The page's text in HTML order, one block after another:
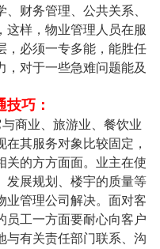
财务管理、公共关系、
这样，物业管理人员在服
，必须一专多能，能胜任
，对于一些急难问题能及
巧：
商业、旅游业、餐饮业
其服务对象比较固定，
关的方方面面。业主在使
发展规划、楼宇的质量等
业管理公司解决。面对客
员工一方面要耐心向客户
与有关责任部门联系、沟